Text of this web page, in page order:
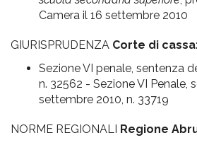
Camera il 16 settembre 2010
GIURISPRUDENZA Corte di
Sezione VI penale, sentenza
n. 32562 - Sezione VI Penale,
settembre 2010, n. 33719
NORME REGIONALI Regione